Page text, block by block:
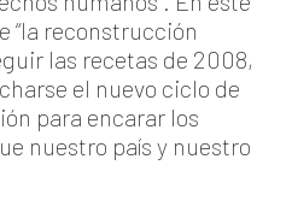
“la reconstrucción
las recetas de 2008,
el nuevo ciclo de
para encarar los
nuestro país y nuestro